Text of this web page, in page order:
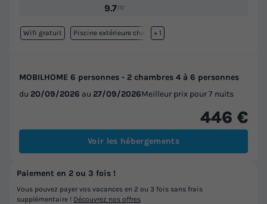
9.7/10
Wifi gratuit Piscine extérieure chauffée
+ 1
MOBILHOME 6 personnes - 2 chambres 4 à 6 personnes
du 20/09/2026 au 27/09/2026Meilleur prix pour 7 nuits
446 €
Voir les hébergements
Paiement en 2 ou 3 fois !
Vous pouvez payer vos vacances en 2 ou 3 fois sans frais
supplémentaire ! Découvrez nos offres